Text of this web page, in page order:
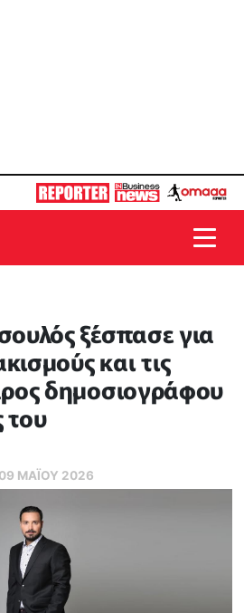
ξέσπασε για
και τις
δημοσιογράφου
του
ΜΑΪ́ΟΥ 2026